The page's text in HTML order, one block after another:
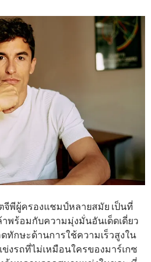
จีพีผู้ครองแชมป์หลายสมัย เป็นที่
พร้อมกับความมุ่งมั่นอันเด็ดเดี่ยว
ทักษะด้านการใช้ความเร็วสูงใน
งรถที่ไม่เหมือนใครของมาร์เกซ